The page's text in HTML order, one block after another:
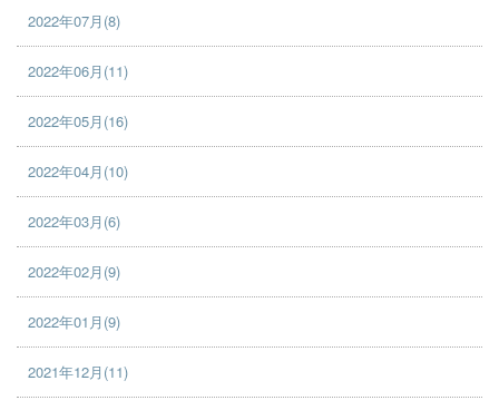
2022年07月(8)
2022年06月(11)
2022年05月(16)
2022年04月(10)
2022年03月(6)
2022年02月(9)
2022年01月(9)
2021年12月(11)